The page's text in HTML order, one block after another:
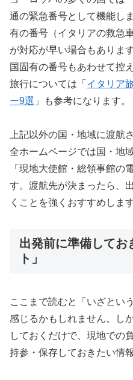
通の緊急番号として機能し
有の番号（イタリアの救急
が対応が早い場合もありま
国固有の番号もあわせて控
旅行については「 イタリア
ー9選 」も参考になります。
上記以外の国・地域に渡航
全ホームページでは国・地
「現地大使館・総領事館の
す。渡航先が決まったら、
くことを強くおすすめします
出発前に準備してお
ト」
ここまで読むと「いざとい
感じるかもしれません。し
しておくだけで、現地での
持参・保存しておきたい情